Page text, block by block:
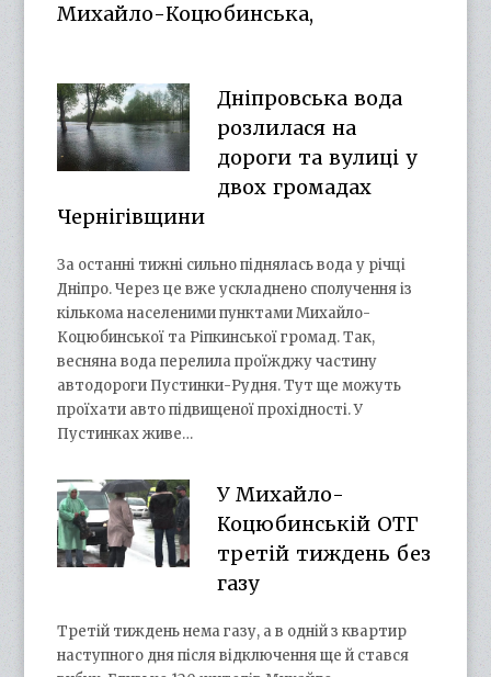
Михайло-Коцюбинська,
Дніпровська вода
розлилася на
дороги та вулиці у
двох громадах
Чернігівщини
За останні тижні сильно піднялась вода у річці
Дніпро. Через це вже ускладнено сполучення із
кількома населеними пунктами Михайло-
Коцюбинської та Ріпкинської громад. Так,
весняна вода перелила проїжджу частину
автодороги Пустинки-Рудня. Тут ще можуть
проїхати авто підвищеної прохідності. У
Пустинках живе…
У Михайло-
Коцюбинській ОТГ
третій тиждень без
газу
Третій тиждень нема газу, а в одній з квартир
наступного дня після відключення ще й стався